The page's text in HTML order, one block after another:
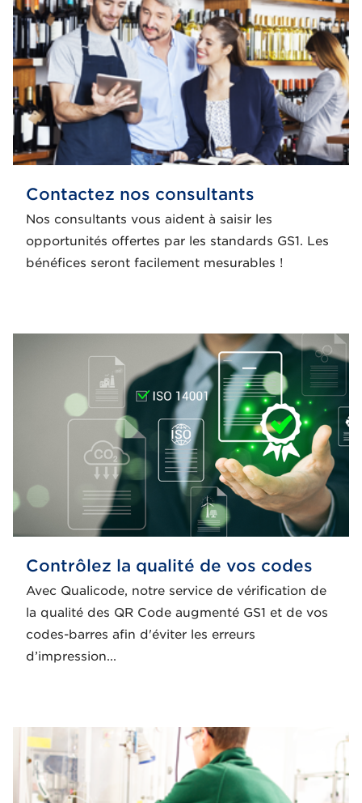
Contactez nos consultants
Nos consultants vous aident à saisir les
opportunités offertes par les standards GS1. Les
bénéfices seront facilement mesurables !
Contrôlez la qualité de vos codes
Avec Qualicode, notre service de vérification de
la qualité des QR Code augmenté GS1 et de vos
codes-barres afin d'éviter les erreurs
d’impression...